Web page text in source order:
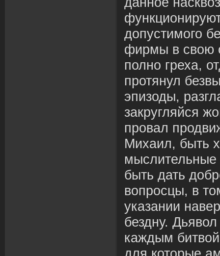
допустимого
фирмы в свою
полно греха,
протянул
эпизоды,
закругляйся
провал
Михаил, быть
мыслительные
быть дать
вопросцы, в
указании
бездну.
каждым